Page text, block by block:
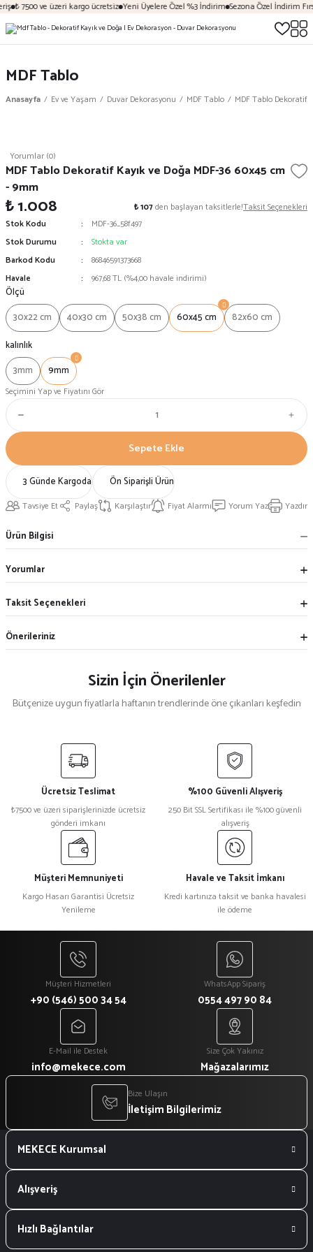
₺ 7500 ve üzeri kargo ücretsiz Yeni Üyelere Özel %3 İndirim Sezona Özel İndirim
MDF Tablo
Anasayfa Ev ve Yaşam Duvar Dekorasyonu MDF Tablo MDF Tablo Dekoratif
Yorumlar (0)
MDF Tablo Dekoratif Kayık ve Doğa MDF-36 60x45 cm
- 9mm
₺ 1.008 ₺ 107den başlayan taksitlerle!Taksit Seçenekleri
Stok Kodu
MDF-36_58f497
Stok Durumu
Stokta var
Barkod Kodu
86846591373668
Havale
967,68 TL (%4,00 havale indirimi)
Ölçü
30x22 cm
40x30 cm 50x38 cm 60x45 cm
82x60 cm
kalınlık
3mm
9mm
Seçimini Yap ve Fiyatını Gör
Sepete Ekle
3 Günde Kargoda Ön Siparişli Ürün
Tavsiye Et Paylaş Karşılaştır Fiyat Alarmı Yorum Yaz Yazdır
Ürün Bilgisi
Yorumlar
Taksit Seçenekleri
Önerileriniz
Sizin İçin Önerilenler
Bütçenize uygun fiyatlarla haftanın trendlerinde öne çıkanları keşfedin
Nikah Şekeri Hediyeliği Metal Ayna Magnet Nks-01
₺ 47
%15
Kristal Plaket Ekt-165a
₺ 918
Ücretsiz Teslimat
₺7500 ve üzeri siparişlerinizde ücretsiz
gönderi imkanı
%100 Güvenli Alışveriş
250 Bit SSL Sertifikası ile %100 güvenli
alışveriş
Müşteri Memnuniyeti
Kargo Hasarı Garantisi Ücretsiz
Yenileme
Havale ve Taksit İmkanı
Kredi kartınıza taksit ve banka havalesi
ile ödeme
Müşteri Hizmetleri
+90 (546) 500 34 54
WhatsApp Sipariş
0554 497 90 84
E-Mail ile Destek
info@mekece.com
Size Çok Yakınız
Mağazalarımız
Bize Ulaşın
İletişim Bilgilerimiz
MEKECE Kurumsal
Alışveriş
Hızlı Bağlantılar